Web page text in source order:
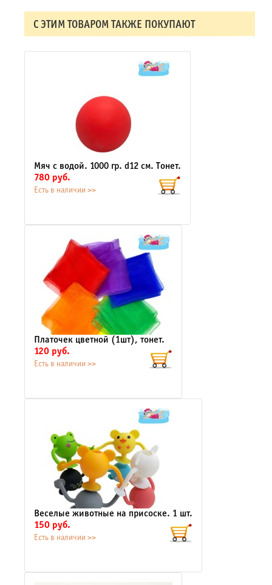
С ЭТИМ ТОВАРОМ ТАКЖЕ ПОКУПАЮТ
Мяч с водой. 1000 гр. d12 см. Тонет.
780 руб.
Есть в наличии >>
Платочек цветной (1шт), тонет.
120 руб.
Есть в наличии >>
Веселые животные на присоске. 1 шт.
150 руб.
Есть в наличии >>